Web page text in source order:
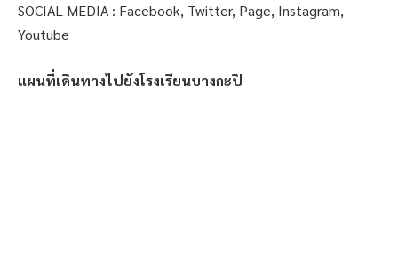
SOCIAL MEDIA : Facebook, Twitter, Page, Instagram,
Youtube
แผนที่เดินทางไปยังโรงเรียนบางกะปิ